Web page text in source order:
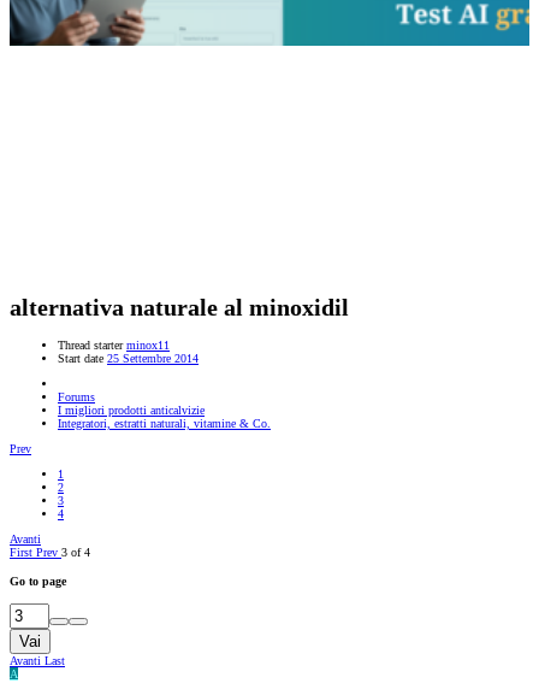
alternativa naturale al minoxidil
Thread starter minox11
Start date 25 Settembre 2014
Forums
I migliori prodotti anticalvizie
Integratori, estratti naturali, vitamine & Co.
Prev
1
2
3
4
Avanti
First Prev 3 of 4
Go to page
Vai
Avanti Last
A